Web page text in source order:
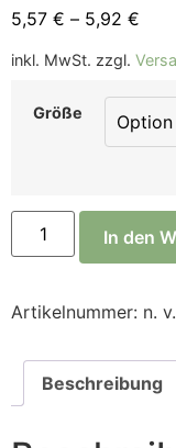
5,57 € – 5,92 €
inkl. MwSt. zzgl.
Größe
In den
Artikelnummer: n. v.
Beschreibung